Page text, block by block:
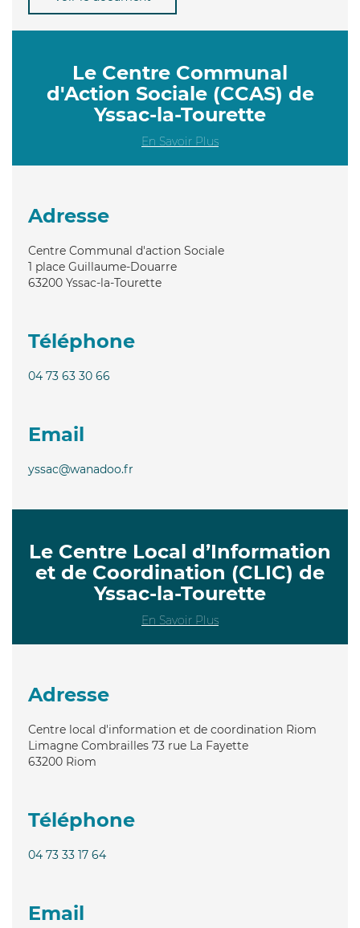
Le Centre Communal
d'Action Sociale (CCAS) de
Yssac-la-Tourette
En Savoir Plus
Adresse
Centre Communal d'action Sociale
1 place Guillaume-Douarre
63200 Yssac-la-Tourette
Téléphone
04 73 63 30 66
Email
yssac@wanadoo.fr
Le Centre Local d’Information
et de Coordination (CLIC) de
Yssac-la-Tourette
En Savoir Plus
Adresse
Centre local d'information et de coordination Riom
Limagne Combrailles 73 rue La Fayette
63200 Riom
Téléphone
04 73 33 17 64
Email